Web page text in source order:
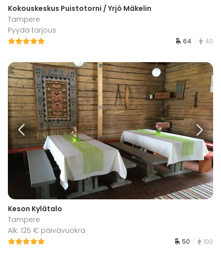
Kokouskeskus Puistotorni / Yrjö Mäkelin
Tampere
Pyydä tarjous
64 40
Keson Kylätalo
Tampere
Alk. 125 € päivävuokra
50 100